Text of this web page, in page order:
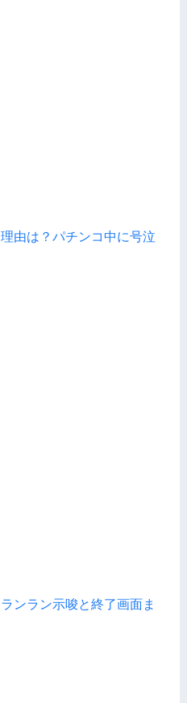
由は？パチンコ中に号泣
ンラン示唆と終了画面ま